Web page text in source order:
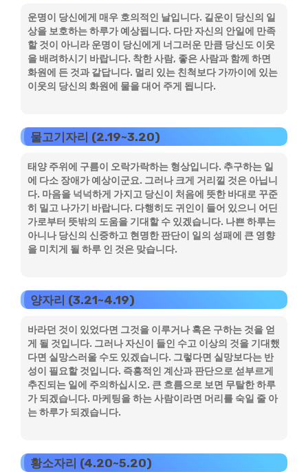
운명이 당신에게 매우 호의적인 날입니다. 길운이 당신의 일
상을 보호하는 하루가 예상됩니다. 다만 자신의 안일에 만족
할 것이 아니라 운명이 당신에게 너그러운 만큼 당신도 이웃
을 배려하시기 바랍니다. 착한 사람, 좋은 사람과 함께 하면
화원에 든 것과 같답니다. 멀리 있는 친척보다 가까이에 있는
이웃의 당신의 화원에 물을 대어 주게 됩니다.
물고기자리 (2.19~3.20)
태양 주위에 구름이 오락가락하는 형상입니다. 추구하는 일
에 다소 장애가 예상이군요. 그러나 크게 거리낄 것은 아닙니
다. 마음을 넉넉하게 가지고 당신이 처음에 뜻한 바대로 꾸준
히 밀고 나가기 바랍니다. 다행히도 귀인이 들어 있으니 어딘
가로부터 뜻밖의 도움을 기대할 수 있겠습니다. 나쁜 하루는
아니나 당신의 신중하고 현명한 판단이 일의 성패에 큰 영향
을 미치게 될 하루 인 것은 맞습니다.
양자리 (3.21~4.19)
바라던 것이 있었다면 그것을 이루거나 혹은 구하는 것을 얻
게 될 것입니다. 그러나 자신이 들인 수고 이상의 것을 기대했
다면 실망스러울 수도 있겠습니다. 그렇다면 실망보다는 반
성이 필요할 것입니다. 즉흥적인 계산과 판단으로 섣부르게
추진되는 일에 주의하십시오. 큰 흐름으로 보면 무탈한 하루
가 되겠습니다. 마케팅을 하는 사람이라면 머리를 숙일 줄 아
는 하루가 되겠습니다.
황소자리 (4.20~5.20)